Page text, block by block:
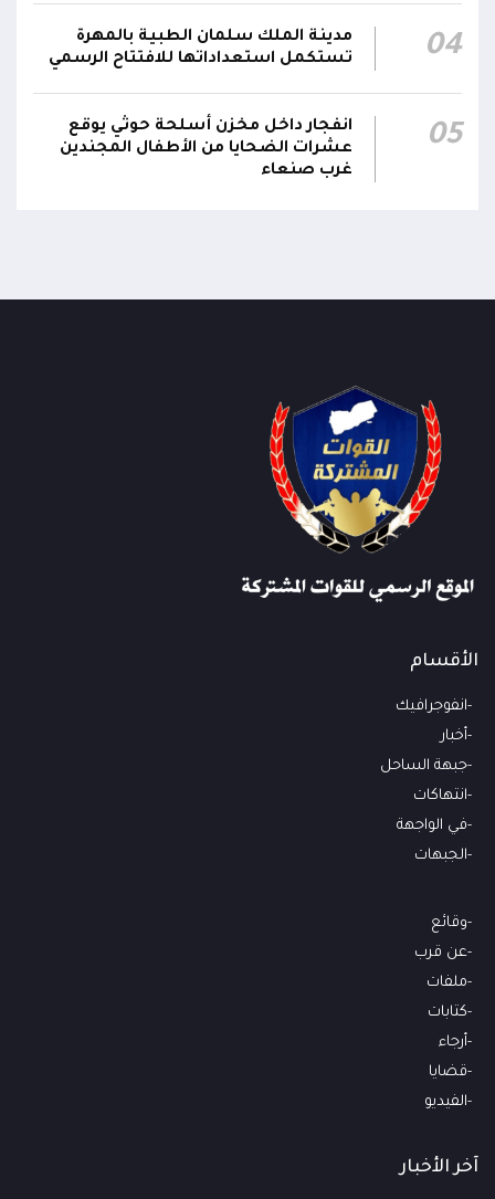
04
مدينة الملك سلمان الطبية بالمهرة
تستكمل استعداداتها للافتتاح الرسمي
05
انفجار داخل مخزن أسلحة حوثي يوقع
عشرات الضحايا من الأطفال المجندين
غرب صنعاء
الأقسام
انفوجرافيك
أخبار
جبهة الساحل
انتهاكات
في الواجهة
الجبهات
وقائع
عن قرب
ملفات
كتابات
أرجاء
قضايا
الفيديو
آخر الأخبار